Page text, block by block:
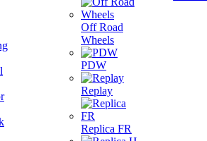
Off Road
Wheels
PDW
Replay
Replica FR